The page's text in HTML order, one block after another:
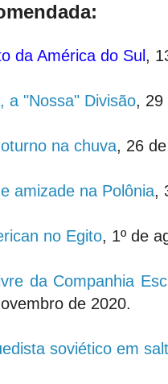
da América do Sul ,
a "Nossa" Divisão, 29
na chuva, 26
amizade na Polônia,
no Egito, 1º de
da Companhia
de 2020.
soviético em